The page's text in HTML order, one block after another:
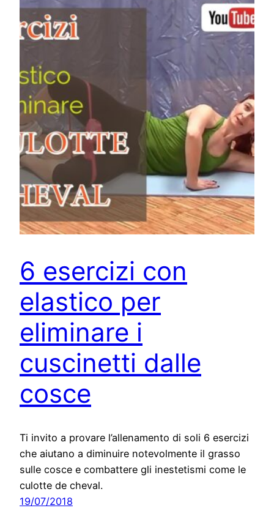
6 esercizi con
elastico per
eliminare i
cuscinetti dalle
cosce
Ti invito a provare l’allenamento di soli 6 esercizi
che aiutano a diminuire notevolmente il grasso
sulle cosce e combattere gli inestetismi come le
culotte de cheval.
19/07/2018